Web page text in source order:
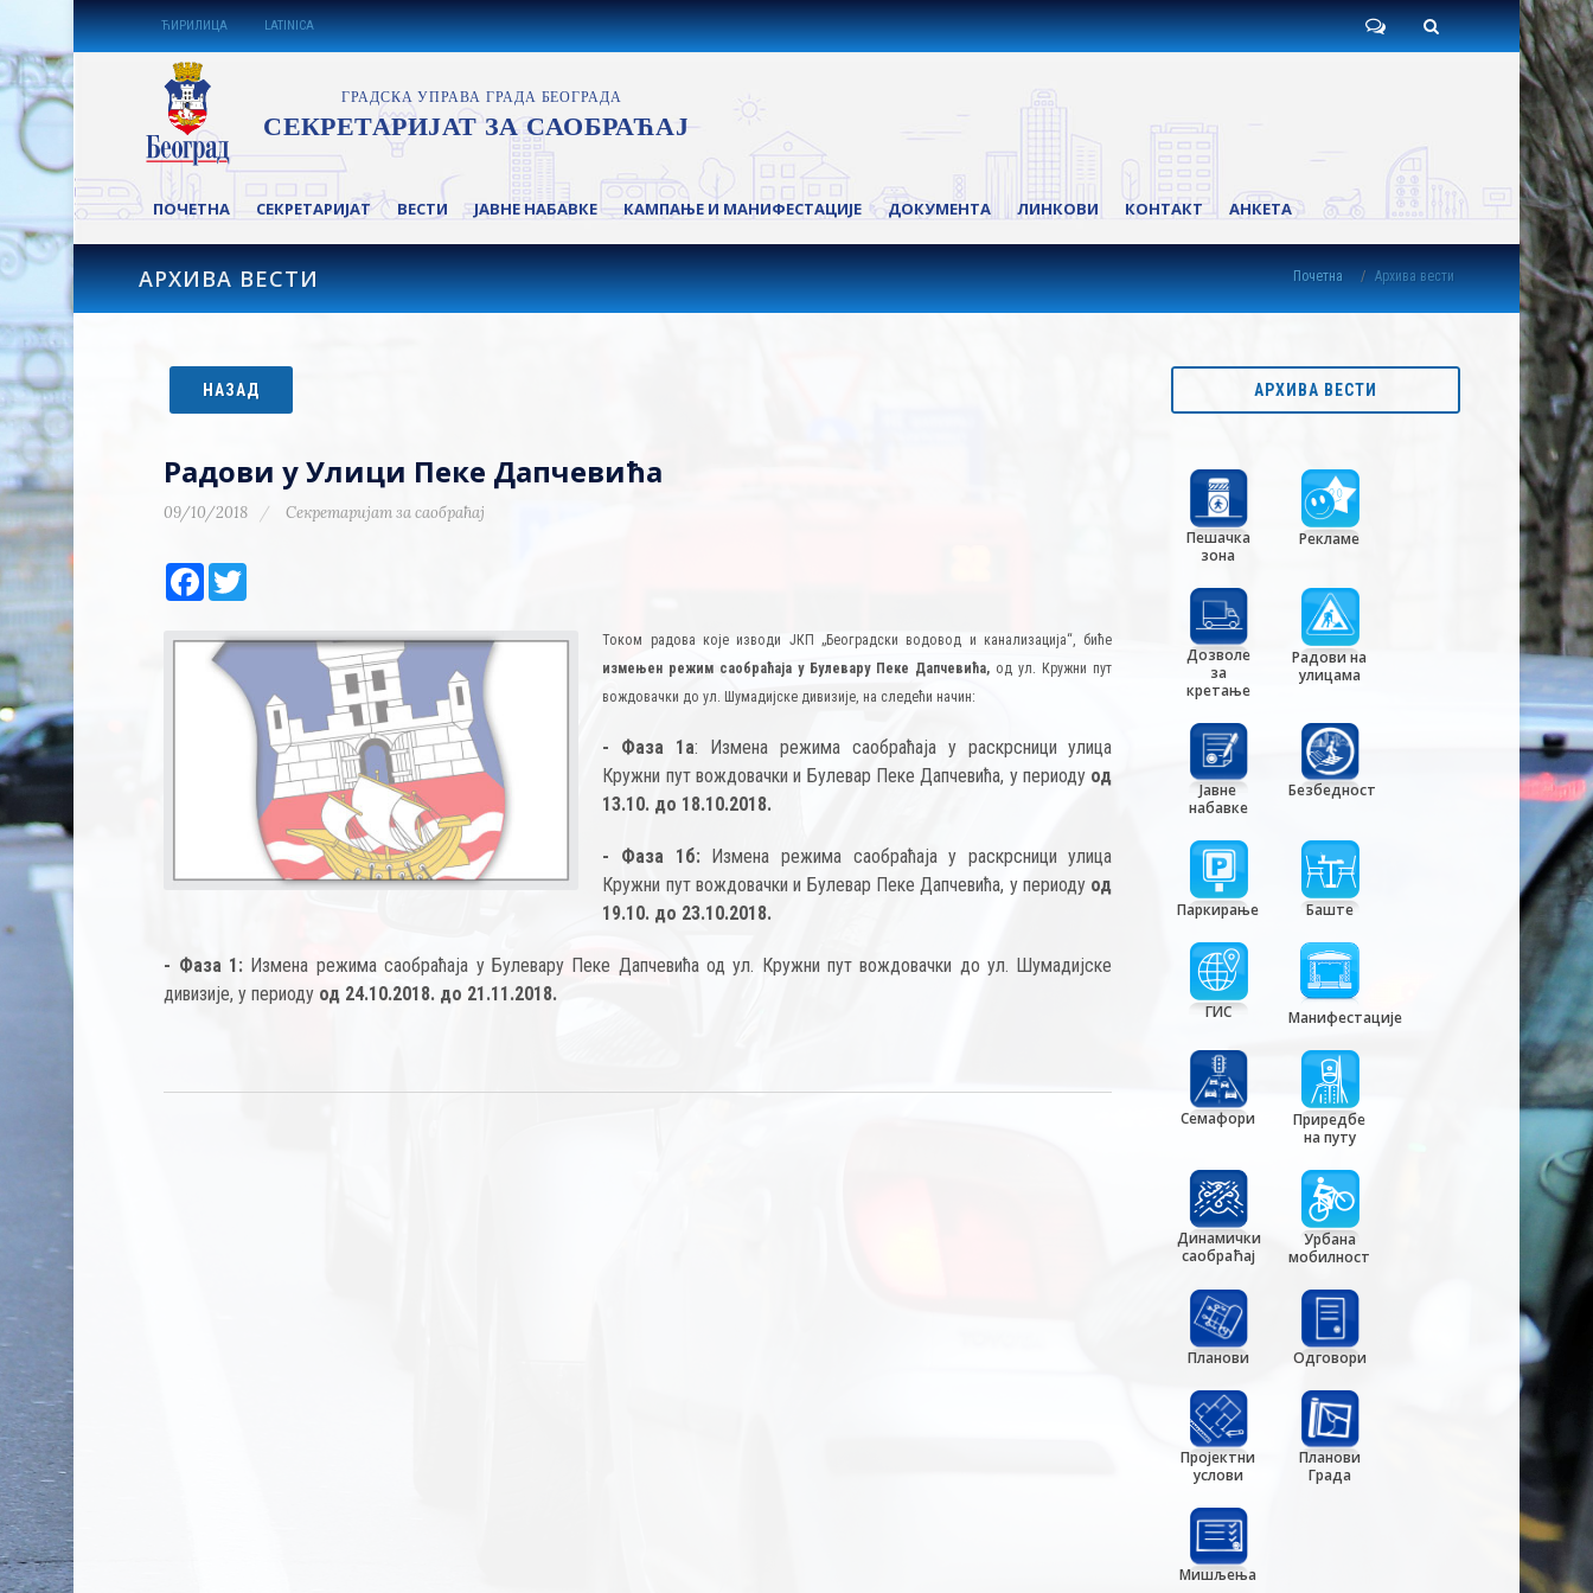
ЋИРИЛИЦА LATINICA
ПОЧЕТНА СЕКРЕТАРИЈАТ ВЕСТИ ЈАВНЕ НАБАВКЕ КАМПАЊЕ И МАНИФЕСТАЦИЈЕ ДОКУМЕНТА ЛИНКОВИ КОНТАКТ АНКЕТА
АРХИВА ВЕСТИ Почетна Архива вести
НАЗАД
Радови у Улици Пеке Дапчевића
09/10/2018 Секретаријат за саобраћај
Facebook
Током радова које изводи ЈКП „Београдски водовод и канализација“, биће
измењен режим саобраћаја у Булевару Пеке Дапчевића, од ул. Кружни пут
вождовачки до ул. Шумадијске дивизије, на следећи начин:
- Фаза 1а: Измена режима саобраћаја у раскрсници улица
Кружни пут вождовачки и Булевар Пеке Дапчевића, у периоду од
13.10. до 18.10.2018.
- Фаза 1б:Измена режима саобраћаја у раскрсници улица
Кружни пут вождовачки и Булевар Пеке Дапчевића, у периоду од
19.10. до 23.10.2018.
- Фаза 1: Измена режима саобраћаја у Булевару Пеке Дапчевића од ул. Кружни пут вождовачки до ул. Шумадијске
дивизије, у периоду од 24.10.2018. до 21.11.2018.
АРХИВА ВЕСТИ
Пешачка
зона
Рекламе
Дозволе
за
кретање
Радови на
улицама
Јавне
набавке
Безбедност
Паркирање Баште
ГИС Манифестације
Семафори
Приредбе
на путу
Динамички
саобраћај
Урбана
мобилност
Планови Одговори
Пројектни
услови
Планови
Града
Мишљења